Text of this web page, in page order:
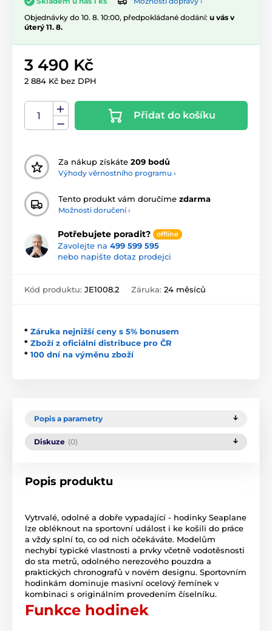
Objednávky do 10. 8. 10:00, předpokládané dodání: u vás v
úterý 11. 8.
3 490 Kč
2 884 Kč bez DPH
Přidat do košíku
Za nákup získáte 209 bodů
Výhody věrnostního programu ›
Tento produkt vám doručíme zdarma
Možnosti doručení ›
Potřebujete poradit? offline
Zavolejte na 499 599 595
nebo napište dotaz prodejci
Kód produktu: JE1008.2 Záruka: 24 měsíců
* Záruka nejnižší ceny s 5% bonusem
* Zboží z oficiální distribuce pro ČR
* 100 dní na výměnu zboží
Popis a parametry
Diskuze (0)
Popis produktu
Vytrvalé, odolné a dobře vypadající - hodinky Seaplane
lze obléknout na sportovní událost i ke košili do práce
a vždy splní to, co od nich očekáváte. Modelům
nechybí typické vlastnosti a prvky včetně vodotěsnosti
do sta metrů, odolného nerezového pouzdra a
praktických chronografů v novém designu. Sportovním
hodinkám dominuje masivní ocelový řemínek v
kombinaci s originálním provedením číselníku.
Funkce hodinek